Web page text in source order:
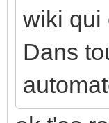
wiki qui
Dans